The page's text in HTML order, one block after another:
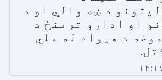
د ښه والي او د
او ادارو ترمنځ د
د هیواد له ملي